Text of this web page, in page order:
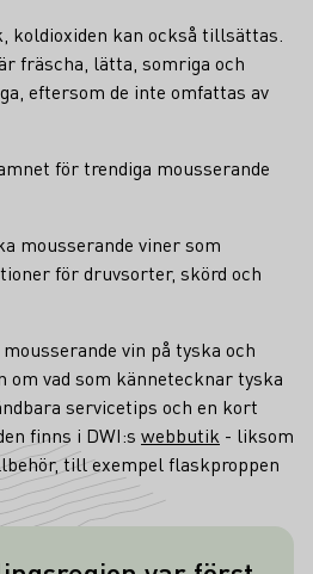
koldioxiden kan också tillsättas.
fräscha, lätta, somriga och
eftersom de inte omfattas av
för trendiga mousserande
mousserande viner som
för druvsorter, skörd och
vin på tyska och
om vad som kännetecknar tyska
servicetips och en kort
finns i DWI:s webbutik - liksom
till exempel flaskproppen